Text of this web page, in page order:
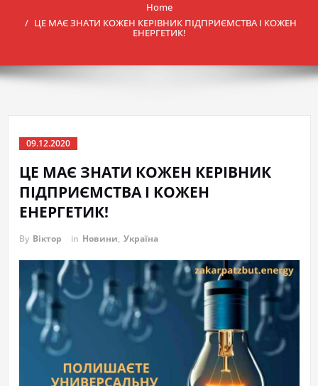
Home
ЦЕ МАЄ ЗНАТИ КОЖЕН КЕРІВНИК ПІДПРИЄМСТВА І КОЖЕН
ЕНЕРГЕТИК!
09.12.2020
ЦЕ МАЄ ЗНАТИ КОЖЕН КЕРІВНИК
ПІДПРИЄМСТВА І КОЖЕН
ЕНЕРГЕТИК!
By Віктор in Новини, Україна